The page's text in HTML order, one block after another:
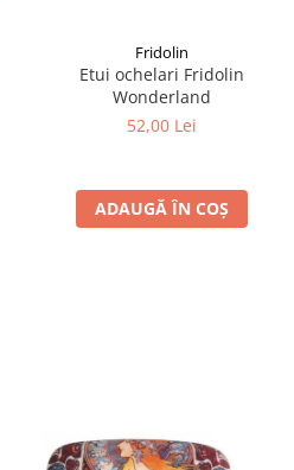
Fridolin
Etui ochelari Fridolin
Wonderland
52,00 Lei
ADAUGĂ ÎN COȘ